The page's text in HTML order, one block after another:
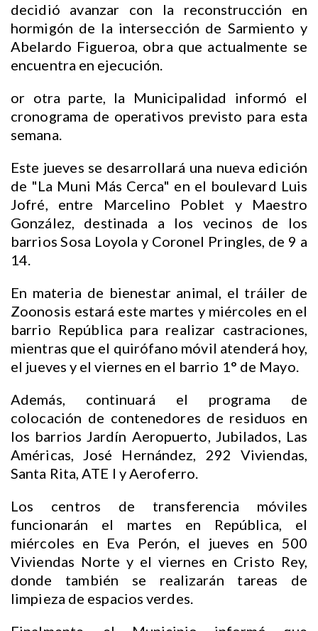
decidió avanzar con la reconstrucción en
hormigón de la intersección de Sarmiento y
Abelardo Figueroa, obra que actualmente se
encuentra en ejecución.
or otra parte, la Municipalidad informó el
cronograma de operativos previsto para esta
semana.
Este jueves se desarrollará una nueva edición
de "La Muni Más Cerca" en el boulevard Luis
Jofré, entre Marcelino Poblet y Maestro
González, destinada a los vecinos de los
barrios Sosa Loyola y Coronel Pringles, de 9 a
14.
En materia de bienestar animal, el tráiler de
Zoonosis estará este martes y miércoles en el
barrio República para realizar castraciones,
mientras que el quirófano móvil atenderá hoy,
el jueves y el viernes en el barrio 1° de Mayo.
Además, continuará el programa de
colocación de contenedores de residuos en
los barrios Jardín Aeropuerto, Jubilados, Las
Américas, José Hernández, 292 Viviendas,
Santa Rita, ATE I y Aeroferro.
Los centros de transferencia móviles
funcionarán el martes en República, el
miércoles en Eva Perón, el jueves en 500
Viviendas Norte y el viernes en Cristo Rey,
donde también se realizarán tareas de
limpieza de espacios verdes.